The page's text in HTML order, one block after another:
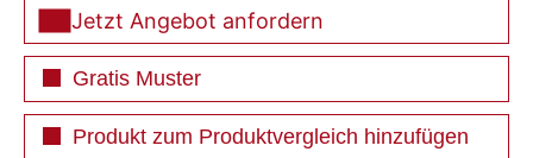
Jetzt Angebot anfordern
Gratis Muster
Produkt zum Produktvergleich hinzufügen